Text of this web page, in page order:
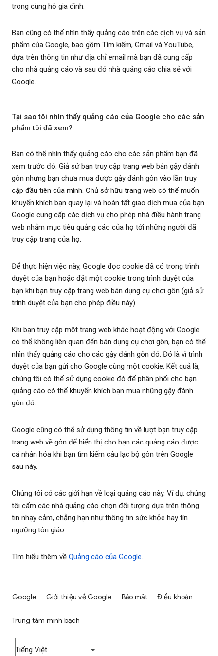
trong cùng hộ gia đình.
Bạn cũng có thể nhìn thấy quảng cáo trên các dịch vụ và sản
phẩm của Google, bao gồm Tìm kiếm, Gmail và YouTube,
dựa trên thông tin như địa chỉ email mà bạn đã cung cấp
cho nhà quảng cáo và sau đó nhà quảng cáo chia sẻ với
Google.
Tại sao tôi nhìn thấy quảng cáo của Google cho các sản
phẩm tôi đã xem?
Bạn có thể nhìn thấy quảng cáo cho các sản phẩm bạn đã
xem trước đó. Giả sử bạn truy cập trang web bán gậy đánh
gôn nhưng bạn chưa mua được gậy đánh gôn vào lần truy
cập đầu tiên của mình. Chủ sở hữu trang web có thể muốn
khuyến khích bạn quay lại và hoàn tất giao dịch mua của bạn.
Google cung cấp các dịch vụ cho phép nhà điều hành trang
web nhắm mục tiêu quảng cáo của họ tới những người đã
truy cập trang của họ.
Để thực hiện việc này, Google đọc cookie đã có trong trình
duyệt của bạn hoặc đặt một cookie trong trình duyệt của
bạn khi bạn truy cập trang web bán dụng cụ chơi gôn (giả sử
trình duyệt của bạn cho phép điều này).
Khi bạn truy cập một trang web khác hoạt động với Google
có thể không liên quan đến bán dụng cụ chơi gôn, bạn có thể
nhìn thấy quảng cáo cho các gậy đánh gôn đó. Đó là vì trình
duyệt của bạn gửi cho Google cùng một cookie. Kết quả là,
chúng tôi có thể sử dụng cookie đó để phân phối cho bạn
quảng cáo có thể khuyến khích bạn mua những gậy đánh
gôn đó.
Google cũng có thể sử dụng thông tin về lượt bạn truy cập
trang web về gôn để hiển thị cho bạn các quảng cáo được
cá nhân hóa khi bạn tìm kiếm câu lạc bộ gôn trên Google
sau này.
Chúng tôi có các giới hạn về loại quảng cáo này. Ví dụ: chúng
tôi cấm các nhà quảng cáo chọn đối tượng dựa trên thông
tin nhạy cảm, chẳng hạn như thông tin sức khỏe hay tín
ngưỡng tôn giáo.
Tìm hiểu thêm về Quảng cáo của Google.
Google Giới thiệu về Google Bảo mật Điều khoản
Trung tâm minh bạch
Tiếng Việt